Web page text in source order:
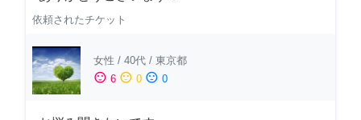
依頼されたチケット
女性 / 40代 / 東京都
sentiment_satisfied 6 sentiment_neutral 0 sentiment_dissatisfied 0